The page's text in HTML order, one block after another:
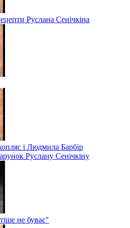
Руслана Сенічкіна
і Людмила Барбір
Руслану Сенічкіну
не буває"